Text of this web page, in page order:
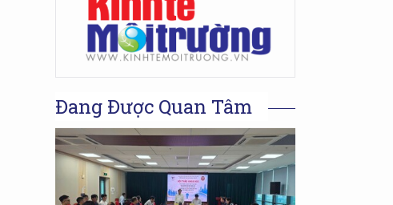
Đang Được Quan Tâm